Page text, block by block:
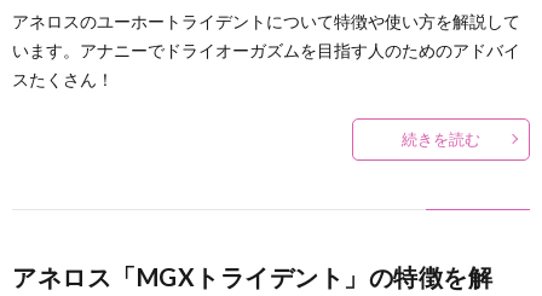
アネロスのユーホートライデントについて特徴や使い方を解説して
います。アナニーでドライオーガズムを目指す人のためのアドバイ
スたくさん！
続きを読む
アネロス「MGXトライデント」の特徴を解